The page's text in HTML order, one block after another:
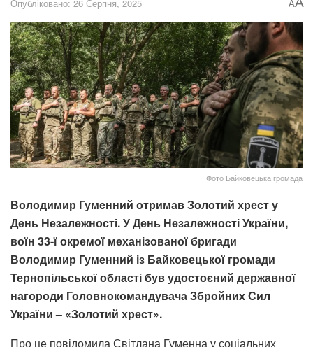
Опубліковано: 26 Серпня, 2025 A
Фото Байковецька громада
Володимир Гуменний отримав Золотий хрест у
День Незалежності. У День Незалежності України,
воїн 33-ї окремої механізованої бригади
Володимир Гуменний із Байковецької громади
Тернопільської області був удостоєний державної
нагороди Головнокомандувача Збройних Сил
України – «Золотий хрест».
Про це повідомила Світлана Гуменна у соціальних